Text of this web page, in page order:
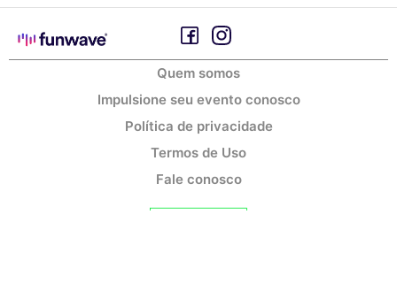
Quem somos
Impulsione seu evento conosco
Política de privacidade
Termos de Uso
Fale conosco